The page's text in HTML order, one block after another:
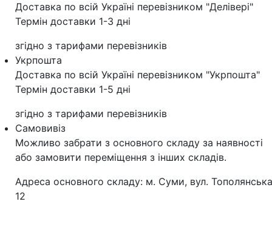
Доставка по всій Україні перевізником "Делівері"
Термін доставки 1-3 дні
згідно з тарифами перевізників
Укрпошта
Доставка по всій Україні перевізником "Укрпошта"
Термін доставки 1-5 дні
згідно з тарифами перевізників
Самовивіз
Можливо забрати з основного складу за наявності
або замовити переміщення з інших складів.
Адреса основного складу: м. Суми, вул.
12